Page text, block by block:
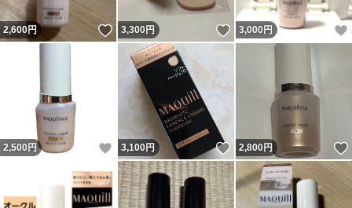
2,600円 いいね！
3,300円 いいね！
3,000 円
2,500 円 いいね！
3,100円 いいね！
2,800円